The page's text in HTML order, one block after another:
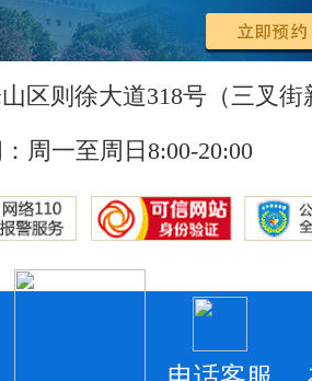
区则徐大道318号（三叉街
周一至周日8:00-20:00